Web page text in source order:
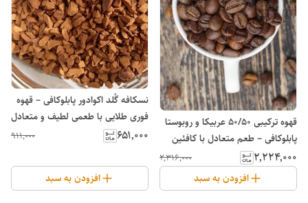
قهوه ترکیبی ۵۰/۵۰ عربیکا و روبوستا
پابلوکافی – طعم متعادل با کافئین
بالا
۲٬۲۲۴٬۰۰۰ ۲٬۳۱۶٬۰۰۰
افزودن به سبد
نسکافه گُلد اکوادور پابلوکافی – قهوه
فوری طلایی با طعمی لطیف و متعادل
۶۵۱٬۰۰۰ ۹۱۱٬۰۰۰
افزودن به سبد